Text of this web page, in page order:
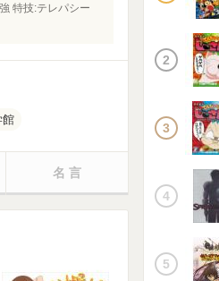
特技:テレパシー
館
名言
2
3
4
5